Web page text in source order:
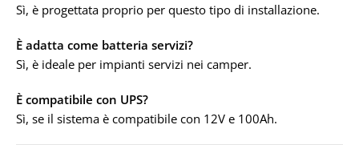
Sì, è progettata proprio per questo tipo di installazione.
È adatta come batteria servizi?
Sì, è ideale per impianti servizi nei camper.
È compatibile con UPS?
Sì, se il sistema è compatibile con 12V e 100Ah.